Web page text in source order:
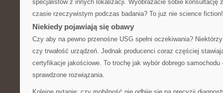
specjalistów z innych lokalizacji. Wyobrażacie sobie konsultację
czasie rzeczywistym podczas badania? To już nie science fiction!
Niekiedy pojawiają się obawy
Czy aby na pewno przenośne USG spełni oczekiwania?
czy trwałość urządzeń. Jednak producenci coraz częściej
certyfikacje jakościowe. To trochę jak wybór dobrego samochodu
sprawdzone rozwiązania.